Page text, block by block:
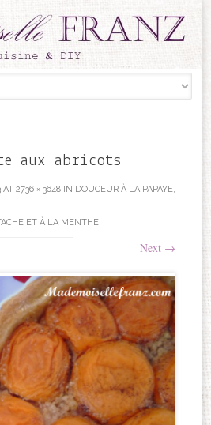
aux abricots
AT 2736 × 3648IN DOUCEUR À LA PAPAYE,
ET À LA MENTHE
Next →